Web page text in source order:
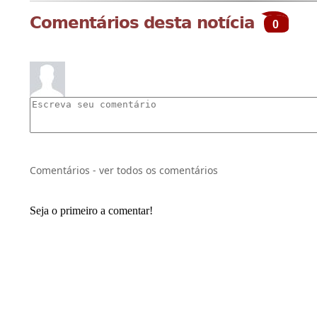
Comentários desta notícia 0
Comentários - ver todos os comentários
Seja o primeiro a comentar!